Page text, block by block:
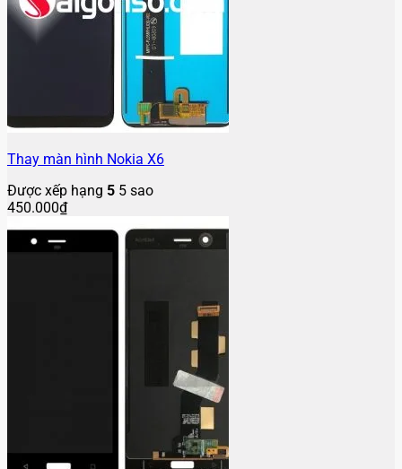
Thay màn hình Nokia X6
Được xếp hạng 5 5 sao
450.000₫